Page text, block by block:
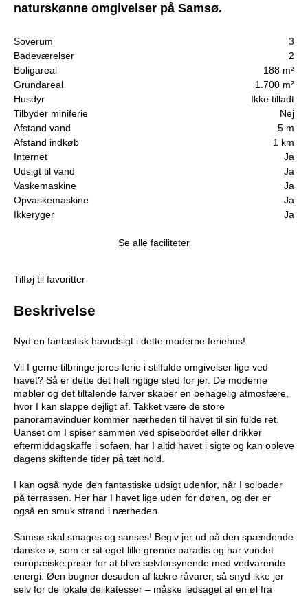
naturskønne omgivelser på Samsø.
Soverum
3
Badeværelser
2
Boligareal
188 m²
Grundareal
1.700 m²
Husdyr
Ikke tilladt
Tilbyder miniferie
Nej
Afstand vand
5 m
Afstand indkøb
1 km
Internet
Ja
Udsigt til vand
Ja
Vaskemaskine
Ja
Opvaskemaskine
Ja
Ikkeryger
Ja
Se alle faciliteter
Tilføj til favoritter
Beskrivelse
Nyd en fantastisk havudsigt i dette moderne feriehus!
Vil I gerne tilbringe jeres ferie i stilfulde omgivelser lige ved
havet? Så er dette det helt rigtige sted for jer. De moderne
møbler og det tiltalende farver skaber en behagelig atmosfære,
hvor I kan slappe dejligt af. Takket være de store
panoramavinduer kommer nærheden til havet til sin fulde ret.
Uanset om I spiser sammen ved spisebordet eller drikker
eftermiddagskaffe i sofaen, har I altid havet i sigte og kan opleve
dagens skiftende tider på tæt hold.
I kan også nyde den fantastiske udsigt udenfor, når I solbader
på terrassen. Her har I havet lige uden for døren, og der er
også en smuk strand i nærheden.
Samsø skal smages og sanses! Begiv jer ud på den spændende
danske ø, som er sit eget lille grønne paradis og har vundet
europæiske priser for at blive selvforsynende med vedvarende
energi. Øen bugner desuden af lækre råvarer, så snyd ikke jer
selv for de lokale delikatesser – måske ledsaget af en øl fra